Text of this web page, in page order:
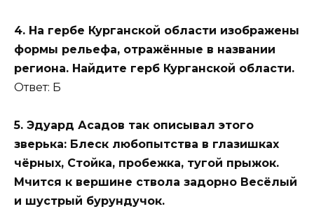
4. На гербе Курганской области изображены
формы рельефа, отражённые в названии
региона. Найдите герб Курганской области.
Ответ: Б
5. Эдуард Асадов так описывал этого
зверька: Блеск любопытства в глазишках
чёрных, Стойка, пробежка, тугой прыжок.
Мчится к вершине ствола задорно Весёлый
и шустрый бурундучок.